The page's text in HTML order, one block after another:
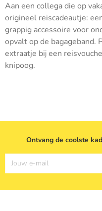
Aan een collega die op
origineel reiscadeautje:
grappig accessoire voor
opvalt op de bagageband.
extraatje bij een
knipoog.
Ontvang de coolste
Jouw e-mail